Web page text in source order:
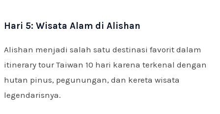
Hari 5: Wisata Alam di Alishan
Alishan menjadi salah satu destinasi favorit dalam
itinerary tour Taiwan 10 hari karena terkenal dengan
hutan pinus, pegunungan, dan kereta wisata
legendarisnya.